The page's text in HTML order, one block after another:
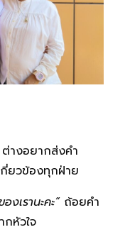
างอยากส่งคำ
ยวข้องทุกฝ่าย
เรานะคะ”ถ้อยคำ
หัวใจ